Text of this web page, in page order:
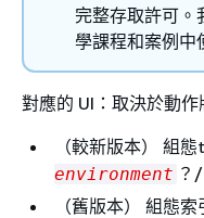
完整存取許可。
學課程和案例中
對應的 UI：取決於動作
（較新版本） 組
environment ？
（舊版本） 組態索